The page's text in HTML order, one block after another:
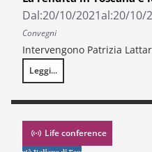
Dal:20/10/2021al:20/10/
Convegni
Intervengono Patrizia
Leggi...
La rendita in Toscana e le
Life conference